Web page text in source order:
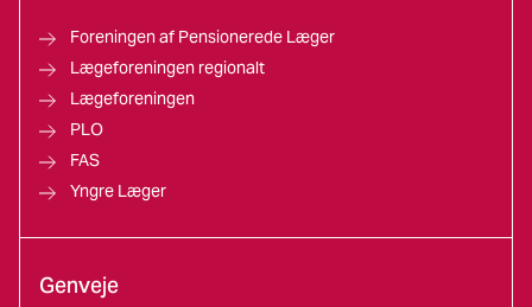
Foreningen af Pensionerede Læger
Lægeforeningen regionalt
Lægeforeningen
PLO
FAS
Yngre Læger
Genveje